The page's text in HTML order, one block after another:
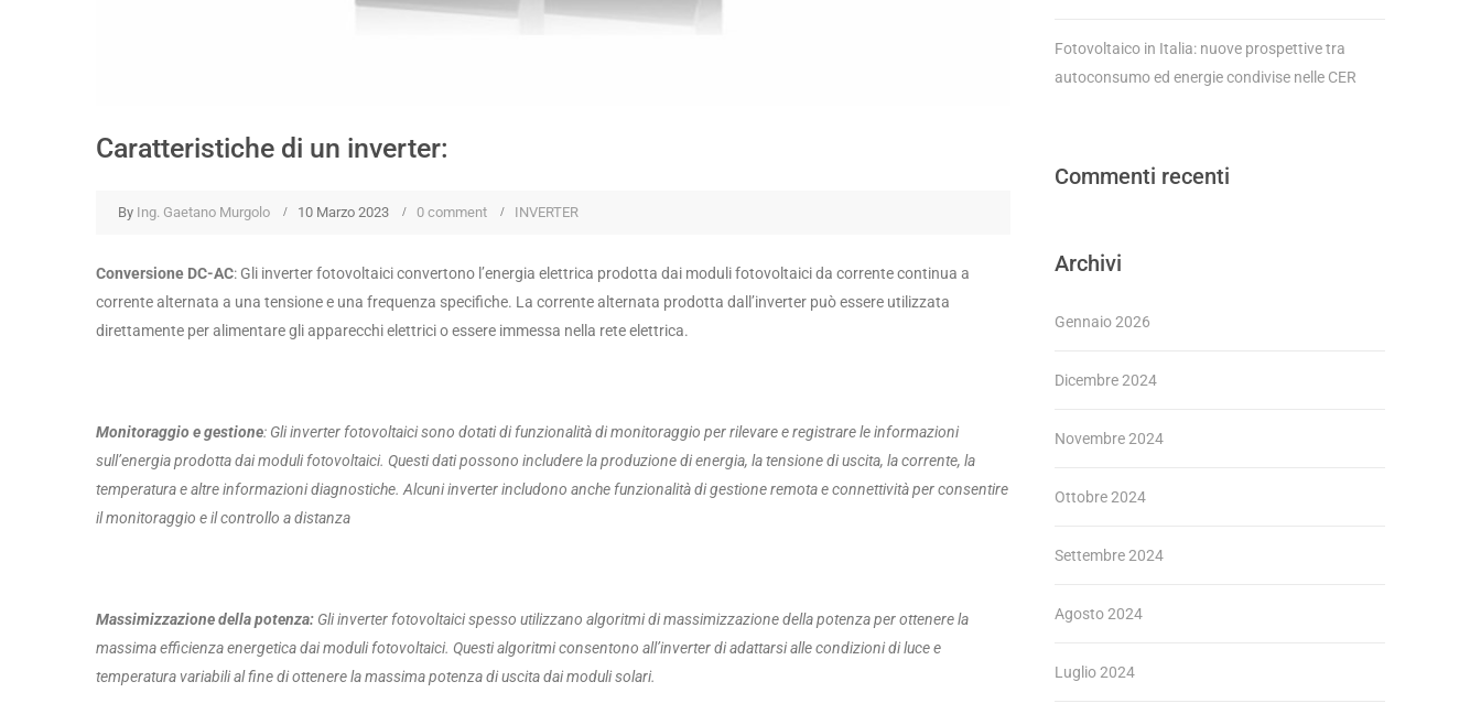
Caratteristiche di un inverter:
By Ing. Gaetano Murgolo 10 Marzo 2023 0 comment INVERTER
Conversione DC-AC: Gli inverter fotovoltaici convertono l’energia elettrica prodotta dai moduli fotovoltaici da corrente continua a
corrente alternata a una tensione e una frequenza specifiche. La corrente alternata prodotta dall’inverter può essere utilizzata
direttamente per alimentare gli apparecchi elettrici o essere immessa nella rete elettrica.
Monitoraggio e gestione: Gli inverter fotovoltaici sono dotati di funzionalità di monitoraggio per rilevare e registrare le informazioni
sull’energia prodotta dai moduli fotovoltaici. Questi dati possono includere la produzione di energia, la tensione di uscita, la corrente, la
temperatura e altre informazioni diagnostiche. Alcuni inverter includono anche funzionalità di gestione remota e connettività per consentire
il monitoraggio e il controllo a distanza
Massimizzazione della potenza: Gli inverter fotovoltaici spesso utilizzano algoritmi di massimizzazione della potenza per ottenere la
massima efficienza energetica dai moduli fotovoltaici. Questi algoritmi consentono all’inverter di adattarsi alle condizioni di luce e
temperatura variabili al fine di ottenere la massima potenza di uscita dai moduli solari.
Fotovoltaico in Italia: nuove prospettive tra
autoconsumo ed energie condivise nelle CER
Commenti recenti
Archivi
Gennaio 2026
Dicembre 2024
Novembre 2024
Ottobre 2024
Settembre 2024
Agosto 2024
Luglio 2024